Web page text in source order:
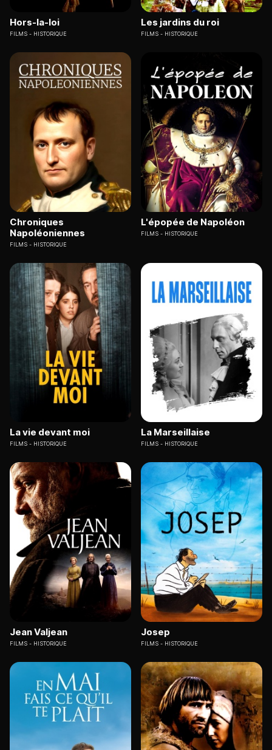
Hors-la-loi
FILMS HISTORIQUE
Les jardins du roi
FILMS HISTORIQUE
Chroniques
Napoléoniennes
FILMS HISTORIQUE
L'épopée de Napoléon
FILMS HISTORIQUE
La vie devant moi
FILMS HISTORIQUE
La Marseillaise
FILMS HISTORIQUE
Jean Valjean
FILMS HISTORIQUE
Josep
FILMS HISTORIQUE